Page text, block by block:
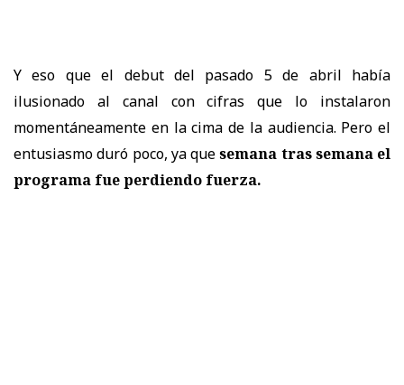
Y eso que el debut del pasado 5 de abril había
ilusionado al canal con cifras que lo instalaron
momentáneamente en la cima de la audiencia. Pero el
entusiasmo duró poco, ya quesemana tras semana el
programa fue perdiendo fuerza.